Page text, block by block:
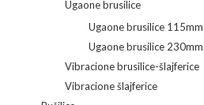
Ugaone brusilice
Ugaone brusilice
Ugaone brusilice 230mm
Vibracione brusilice-šlajferice
Vibracione šlajferice